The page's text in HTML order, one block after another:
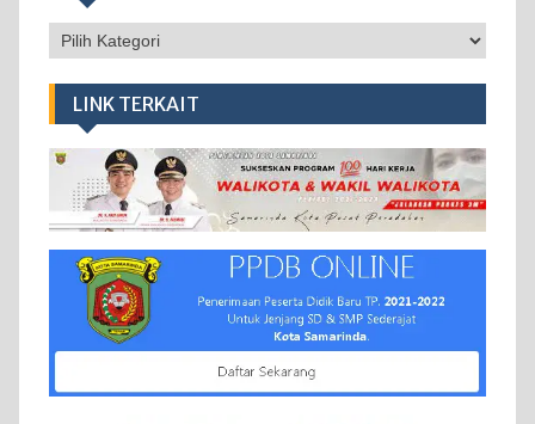
Kategori
LINK TERKAIT